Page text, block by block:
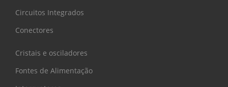
Circuitos Integrados
Conectores
Cristais e osciladores
Fontes de Alimentação